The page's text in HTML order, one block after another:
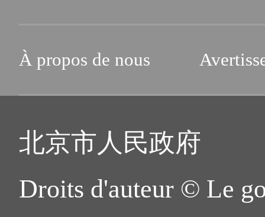
À propos de nous
北京市人民政府
Droits d'auteur © Le